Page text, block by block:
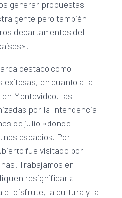
generar propuestas
gente pero también
departamentos del
destacó como
exitosas, en cuanto a la
Montevideo, las
por la Intendencia
de julio «donde
espacios. Por
fue visitado por
Trabajamos en
resignificar al
el disfrute, la cultura y la